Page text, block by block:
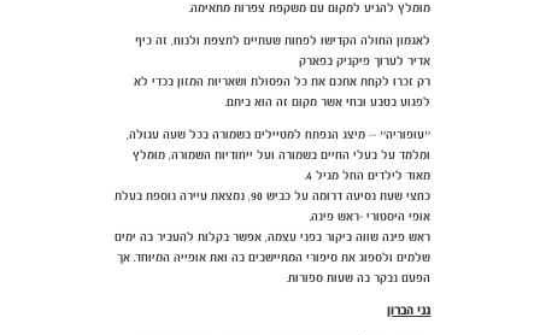
מומלץ להגיע למקום עם משקפת צפרות מתאימה.
לאגמון החולה הקדישו לפחות שעתיים לתצפת ולנוח, זה כיף
אדיר לערוך פיקניק בפארק
רק זכרו לקחת אתכם את כל הפסולת ושאריות המזון בכדי לא
לפגוע בטבע ובחי אשר מקום זה הוא ביתם.
״עופוריה״ – מיצג הנפתח למטיילים בשמורה בכל שעה עגולה,
ומלמד על בעלי החיים בשמורה ועל ייחודיות השמורה, מומלץ
מאוד לילדים החל מגיל 4.
כחצי שעת נסיעה דרומה על כביש 90, נמצאת עיירה נוספת בעלת
אופי היסטורי -ראש פינה.
ראש פינה שווה ביקור בפני עצמה, אפשר בקלות להעביר בה ימים
שלמים ולספוג את סיפורי המתיישבים בה ואת אופייה המיוחד. אך
הפעם נבקר בה שעות ספורות.
גני הברון